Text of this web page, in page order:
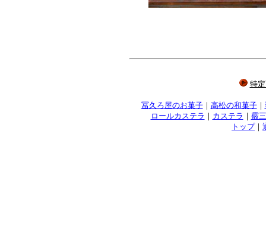
特
冨久ろ屋のお菓子｜ 高松の和菓子｜
ロールカステラ ｜ カステラ ｜ 霰
トップ｜